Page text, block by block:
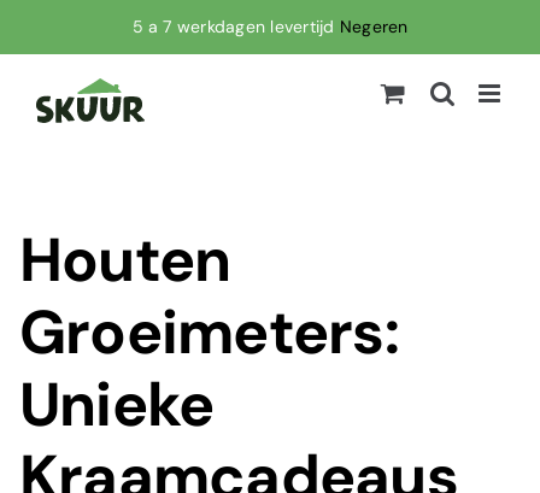
5 a 7 werkdagen levertijd Negeren
naar
Houten
Groeimeters:
Unieke